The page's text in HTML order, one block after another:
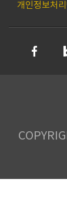
개인정보처